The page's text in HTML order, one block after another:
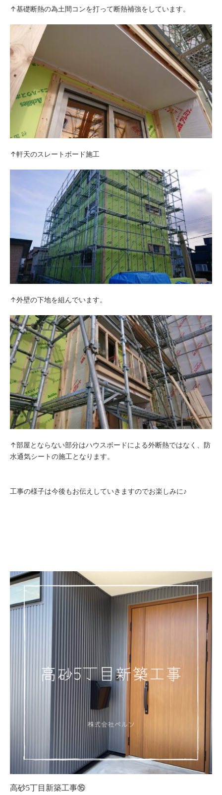
↑基礎断熱の為土間コンを打って断熱補強をしています。
↑軒天のスレートボード施工
↑外壁の下地を組んでいます。
↑部屋とならない部分はハウスボードによる外断熱ではなく、防
水通気シートの施工となります。
工事の様子は今後もお伝えしていきますのでお楽しみに♪
高砂5丁目新築工事⑯